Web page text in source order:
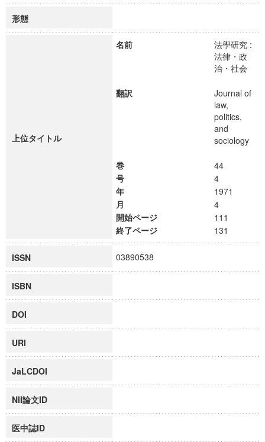
形態
上位タイトル
名前
法學研究 :
法律・政
治・社会
翻訳
Journal of
law,
politics,
and
sociology
巻
44
号
4
年
1971
月
4
開始ページ
111
終了ページ
131
ISSN 03890538
ISBN
DOI
URI
JaLCDOI
NII論文ID
医中誌ID